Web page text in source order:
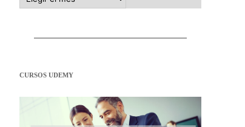
CURSOS UDEMY